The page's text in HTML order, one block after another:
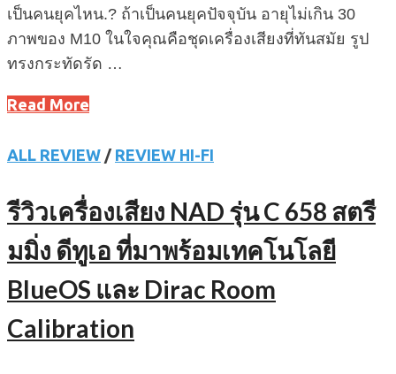
เป็นคนยุคไหน.? ถ้าเป็นคนยุคปัจจุบัน อายุไม่เกิน 30
ภาพของ M10 ในใจคุณคือชุดเครื่องเสียงที่ทันสมัย รูป
ทรงกระทัดรัด …
Read More
ALL REVIEW / REVIEW HI-FI
รีวิวเครื่องเสียง NAD รุ่น C 658 สตรี
มมิ่ง ดีทูเอ ที่มาพร้อมเทคโนโลยี
BlueOS และ Dirac Room
Calibration